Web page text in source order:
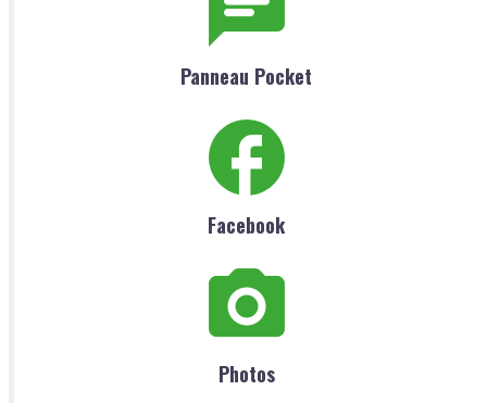
Panneau Pocket
Facebook
Photos